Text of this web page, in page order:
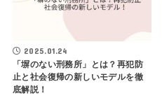
2025.01.24
「塀のない刑務所」とは？再犯防
止と社会復帰の新しいモデルを徹
底解説！